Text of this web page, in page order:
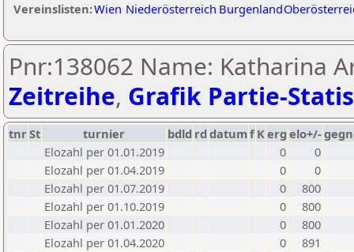
Vereinslisten:Wien Niederösterreich Burgenland
Pnr:138062 Name: Katharina
Zeitreihe, Grafik Partie-
tnrSt turnier bdld rd datumf Kerg elo+/-
Elozahl per 01.01.2019
0
0
Elozahl per 01.04.2019
0
0
Elozahl per 01.07.2019
0
800
Elozahl per 01.10.2019
0
800
Elozahl per 01.01.2020
0
800
Elozahl per 01.04.2020
0
891